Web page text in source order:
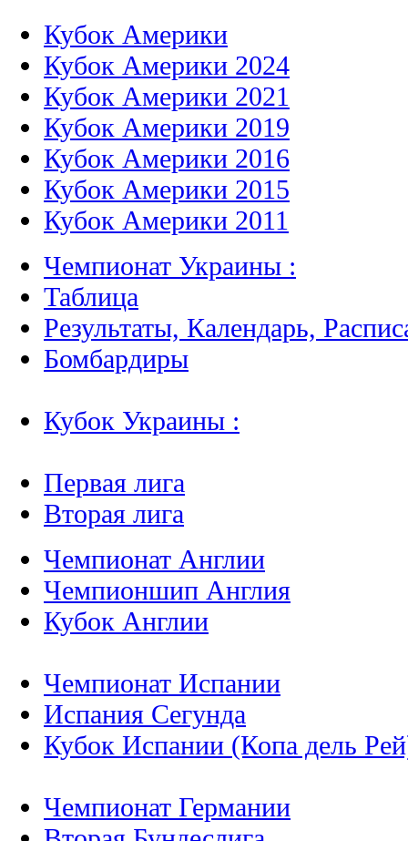
Кубок Америки
Кубок Америки 2024
Кубок Америки 2021
Кубок Америки 2019
Кубок Америки 2016
Кубок Америки 2015
Кубок Америки 2011
Чемпионат Украины :
Таблица
Результаты, Календарь,
Бомбардиры
Кубок Украины :
Первая лига
Вторая лига
Чемпионат Англии
Чемпионшип Англия
Кубок Англии
Чемпионат Испании
Испания Сегунда
Кубок Испании (Копа дель
Чемпионат Германии